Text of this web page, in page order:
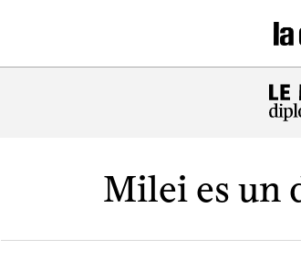
Milei es un